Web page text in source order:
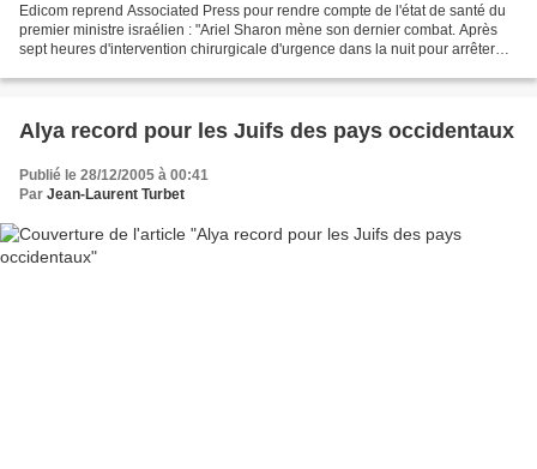
Edicom reprend Associated Press pour rendre compte de l'état de santé du
premier ministre israélien : "Ariel Sharon mène son dernier combat. Après
sept heures d'intervention chirurgicale d'urgence dans la nuit pour arrêter
Alya record pour les Juifs des pays occidentaux
Publié le 28/12/2005 à 00:41
Par Jean-Laurent Turbet